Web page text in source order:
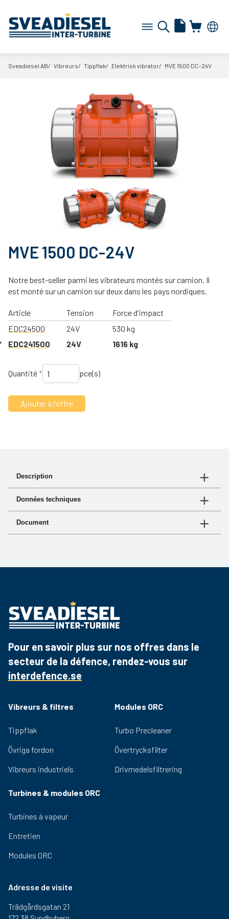
Sveadiesel AB Vibreurs Tippflak Elektrisk vibrator MVE 1500 DC-24V
MVE 1500 DC-24V
Notre best-seller parmi les vibrateurs montés sur camion. Il
est monté sur un camion sur deux dans les pays nordiques.
Article Tension
Force d'impact
EDC24500
24V
530 kg
EDC241500
24V 1616 kg
Quantité* pce(s)
Description
Données techniques
N°Document
Pour en savoir plus sur nos offres dans le
secteur de la défence, rendez-vous sur
interdefence.se
Vibreurs & filtres
Tippflak
Övriga fordon
Vibreurs industriels
Modules ORC
Turbo Precleaner
Övertrycksfilter
Drivmedelsfiltrering
Turbines & modules ORC
Turbines à vapeur
Entretien
Modules ORC
Adresse de visite
Trädgårdsgatan 21